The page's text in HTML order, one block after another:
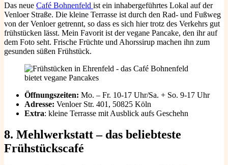
Das neue Café Bohnenfeld ist ein inhabergeführtes Lokal auf der
Venloer Straße. Die kleine Terrasse ist durch den Rad- und Fußweg
von der Venloer getrennt, so dass es sich hier trotz des Verkehrs gut
frühstücken lässt. Mein Favorit ist der vegane Pancake, den ihr auf
dem Foto seht. Frische Früchte und Ahorssirup machen ihn zum
gesunden süßen Frühstück.
Öffnungszeiten: Mo. – Fr. 10-17 Uhr/Sa. + So. 9-17 Uhr
Adresse: Venloer Str. 401, 50825 Köln
Extra: kleine Terrasse mit Ausblick aufs Geschehn
8. Mehlwerkstatt – das beliebteste
Frühstückscafé